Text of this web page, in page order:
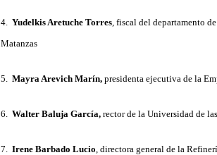
4. Yudelkis Aretuche Torres , fiscal del departamento
Matanzas
5. Mayra Arevich Marín, presidenta ejecutiva de la
6. Walter Baluja García, rector de la Universidad de
7. Irene Barbado Lucio , directora general de la